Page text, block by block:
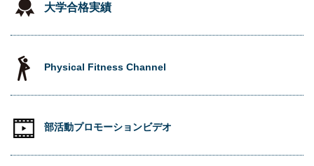
大学合格実績
Physical Fitness Channel
部活動プロモーションビデオ